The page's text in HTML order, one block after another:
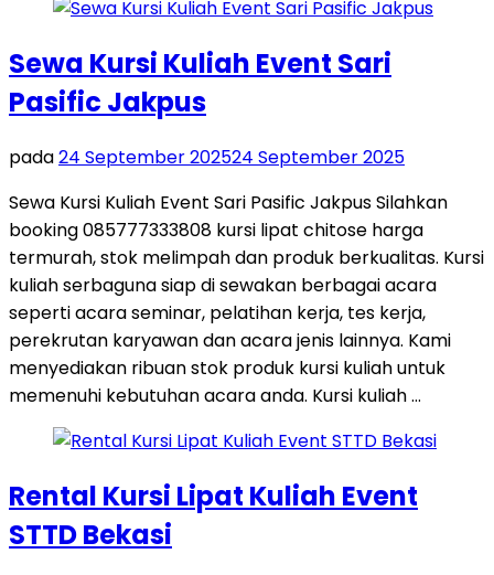
Sewa Kursi Kuliah Event Sari
Pasific Jakpus
pada24 September 202524 September 2025
Sewa Kursi Kuliah Event Sari Pasific Jakpus Silahkan
booking 085777333808 kursi lipat chitose harga
termurah, stok melimpah dan produk berkualitas. Kursi
kuliah serbaguna siap di sewakan berbagai acara
seperti acara seminar, pelatihan kerja, tes kerja,
perekrutan karyawan dan acara jenis lainnya. Kami
menyediakan ribuan stok produk kursi kuliah untuk
memenuhi kebutuhan acara anda. Kursi kuliah …
Rental Kursi Lipat Kuliah Event
STTD Bekasi